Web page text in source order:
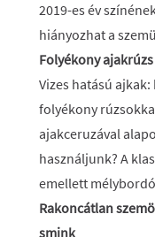
2019-es év
hiányozhat a
Folyékony
Vizes hatású
folyékony
ajakceruzával
használjunk? A
emellett
Rakoncátlan
smink